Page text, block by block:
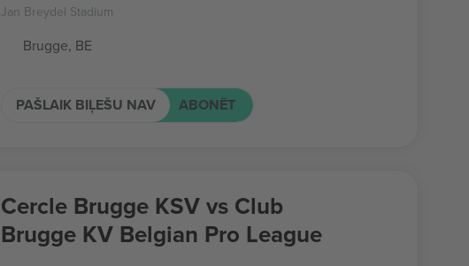
Jan Breydel Stadium
Brugge, BE
PAŠLAIK BIĻEŠU NAV ABONĒT
Cercle Brugge KSV vs Club
Brugge KV Belgian Pro League